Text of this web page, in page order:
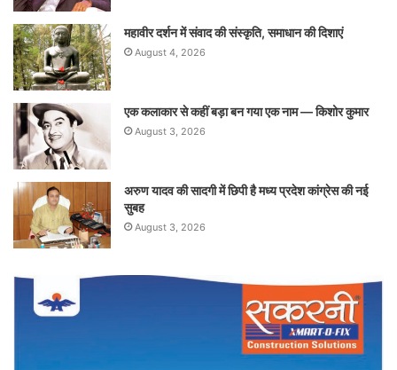
महावीर दर्शन में संवाद की संस्कृति, समाधान की दिशाएं
August 4, 2026
एक कलाकार से कहीं बड़ा बन गया एक नाम — किशोर कुमार
August 3, 2026
अरुण यादव की सादगी में छिपी है मध्य प्रदेश कांग्रेस की नई
सुबह
August 3, 2026